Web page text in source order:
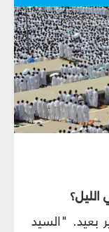
بعيد. "السيد